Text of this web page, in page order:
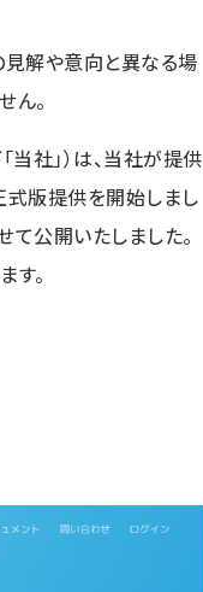
解や意向と異なる場
ん。
社」）は、当社が提供
式版提供を開始しまし
公開いたしました。
。